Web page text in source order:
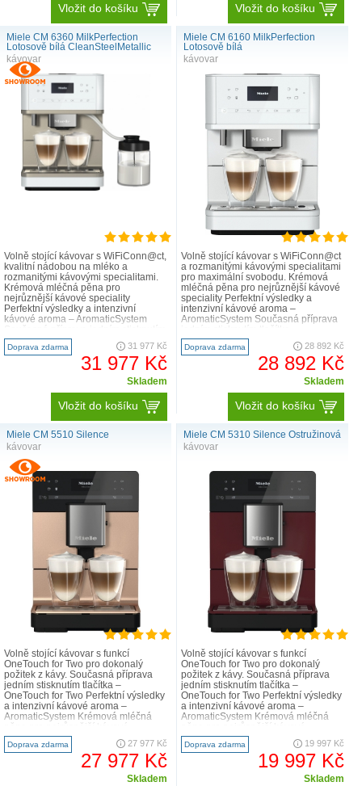
Vložit do košíku Vložit do košíku
Miele CM 6360 MilkPerfection
Lotosově bílá CleanSteelMetallic
kávovar
Volně stojící kávovar s WiFiConn@ct,
kvalitní nádobou na mléko a
rozmanitými kávovými specialitami.
Krémová mléčná pěna pro
nejrůznější kávové speciality
Perfektní výsledky a intenzivní
kávové aroma – AromaticSystem
tlačítka – OneTouch ..
Doprava zdarma 31 977 Kč
31 977 Kč
Skladem
Vložit do košíku
Miele CM 6160 MilkPerfection
Lotosově bílá
kávovar
Volně stojící kávovar s WiFiConn@ct
a rozmanitými kávovými specialitami
pro maximální svobodu. Krémová
mléčná pěna pro nejrůznější kávové
speciality Perfektní výsledky a
intenzivní kávové aroma –
AromaticSystem Současná příprava
OneTouch for Tw..
Doprava zdarma 28 892 Kč
28 892 Kč
Skladem
Vložit do košíku
Miele CM 5510 Silence
kávovar
Volně stojící kávovar s funkcí
OneTouch for Two pro dokonalý
požitek z kávy. Současná příprava
jedním stisknutím tlačítka –
OneTouch for Two Perfektní výsledky
a intenzivní kávové aroma –
AromaticSystem Krémová mléčná
speciality Komfortní čišt..
Doprava zdarma 27 977 Kč
27 977 Kč
Skladem
Miele CM 5310 Silence Ostružinová
kávovar
Volně stojící kávovar s funkcí
OneTouch for Two pro dokonalý
požitek z kávy. Současná příprava
jedním stisknutím tlačítka –
OneTouch for Two Perfektní výsledky
a intenzivní kávové aroma –
AromaticSystem Krémová mléčná
speciality Komfortní čišt..
Doprava zdarma 19 997 Kč
19 997 Kč
Skladem